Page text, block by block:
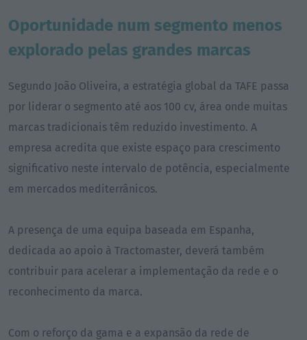
Oportunidade num segmento menos
explorado pelas grandes marcas
Segundo João Oliveira, a estratégia global da TAFE passa
por liderar o segmento até aos 100 cv, área onde muitas
marcas tradicionais têm reduzido investimento. A
empresa acredita que existe espaço para crescimento
significativo neste intervalo de potência, especialmente
em mercados mediterrânicos.
A presença de uma equipa baseada em Espanha,
dedicada ao apoio à Tractomaster, deverá também
contribuir para acelerar a implementação da rede e o
reconhecimento da marca.
Com o reforço da gama e a expansão da rede de